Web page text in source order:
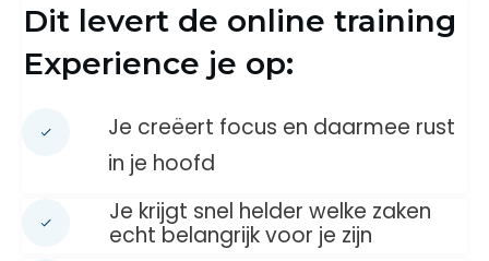
Dit levert de online training
Experience je op:
Je creëert focus en daarmee rust
in je hoofd
Je krijgt snel helder welke zaken
echt belangrijk voor je zijn